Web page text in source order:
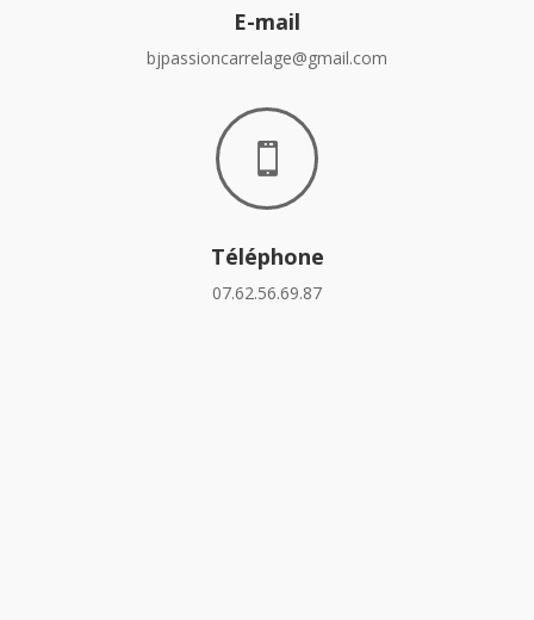
E-mail
bjpassioncarrelage@gmail.com

Téléphone
07.62.56.69.87